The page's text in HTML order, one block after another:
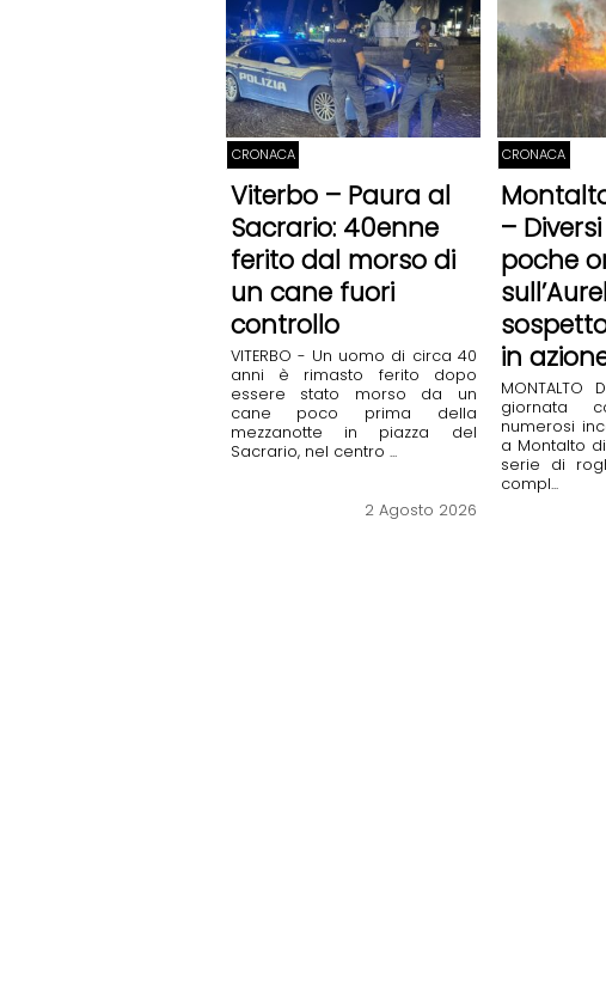
CRONACA
Viterbo – Paura al
Sacrario: 40enne
ferito dal morso di
un cane fuori
controllo
VITERBO - Un uomo di circa 40
anni è rimasto ferito dopo
essere stato morso da un
cane poco prima della
mezzanotte in piazza del
Sacrario, nel centro ...
2 Agosto 2026
CRONACA
–
poche
in
MONTALTO
giornata
numerosi
a Montalto
serie di
compl...